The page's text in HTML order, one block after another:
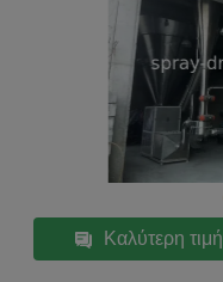
Καλύτερη τιμή